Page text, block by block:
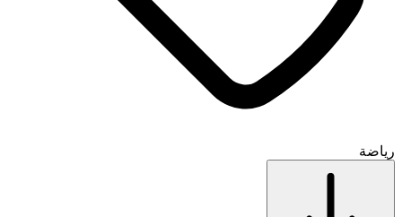
رياضة